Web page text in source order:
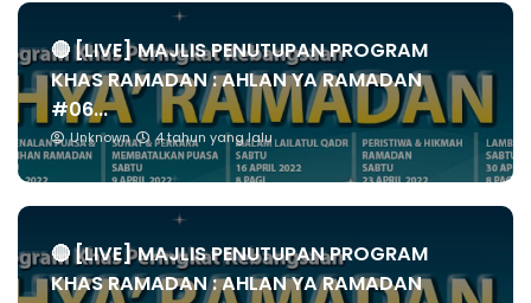
🔴 [LIVE] MAJLIS PENUTUPAN PROGRAM
KHAS RAMADAN : AHLAN YA RAMADAN
#06...
Unknown 4 tahun yang lalu
🔴 [LIVE] MAJLIS PENUTUPAN PROGRAM
KHAS RAMADAN : AHLAN YA RAMADAN